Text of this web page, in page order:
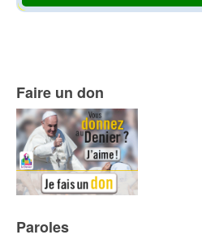
Faire un don
Paroles